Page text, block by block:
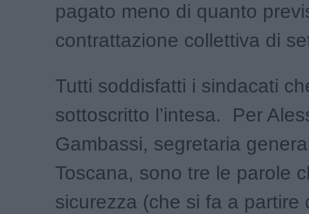
pagato meno di quanto
contrattazione collettiva di
Tutti soddisfatti i sindacati
sottoscritto l’intesa. Per
Gambassi, segretaria
Toscana, sono tre le parole
sicurezza (che si fa a partire